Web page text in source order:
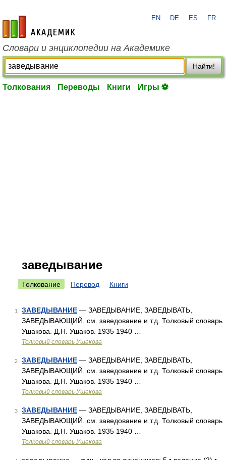
academic.ru
EN DE ES FR
Словари и энциклопедии на Академике
Найти!
Толкования Переводы Книги Игры ⚽
заведывание
Толкование Перевод Книги
1 ЗАВЕДЫВАНИЕ — ЗАВЕДЫВАНИЕ, ЗАВЕДЫВАТЬ,
ЗАВЕДЫВАЮЩИЙ. см. заведование и т.д. Толковый словарь
Ушакова. Д.Н. Ушаков. 1935 1940 …
Толковый словарь Ушакова
2 ЗАВЕДЫВАНИЕ — ЗАВЕДЫВАНИЕ, ЗАВЕДЫВАТЬ,
ЗАВЕДЫВАЮЩИЙ. см. заведование и т.д. Толковый словарь
Ушакова. Д.Н. Ушаков. 1935 1940 …
Толковый словарь Ушакова
3 ЗАВЕДЫВАНИЕ — ЗАВЕДЫВАНИЕ, ЗАВЕДЫВАТЬ,
ЗАВЕДЫВАЮЩИЙ. см. заведование и т.д. Толковый словарь
Ушакова. Д.Н. Ушаков. 1935 1940 …
Толковый словарь Ушакова